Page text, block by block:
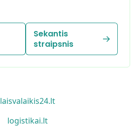
Sekantis
straipsnis
laisvalaikis24.lt
logistikai.lt